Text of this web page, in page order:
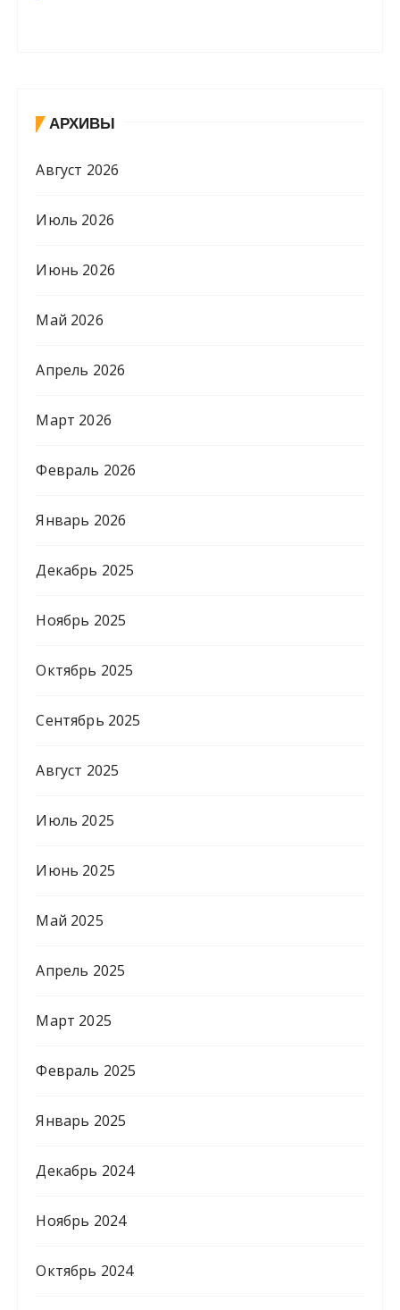
АРХИВЫ
Август 2026
Июль 2026
Июнь 2026
Май 2026
Апрель 2026
Март 2026
Февраль 2026
Январь 2026
Декабрь 2025
Ноябрь 2025
Октябрь 2025
Сентябрь 2025
Август 2025
Июль 2025
Июнь 2025
Май 2025
Апрель 2025
Март 2025
Февраль 2025
Январь 2025
Декабрь 2024
Ноябрь 2024
Октябрь 2024